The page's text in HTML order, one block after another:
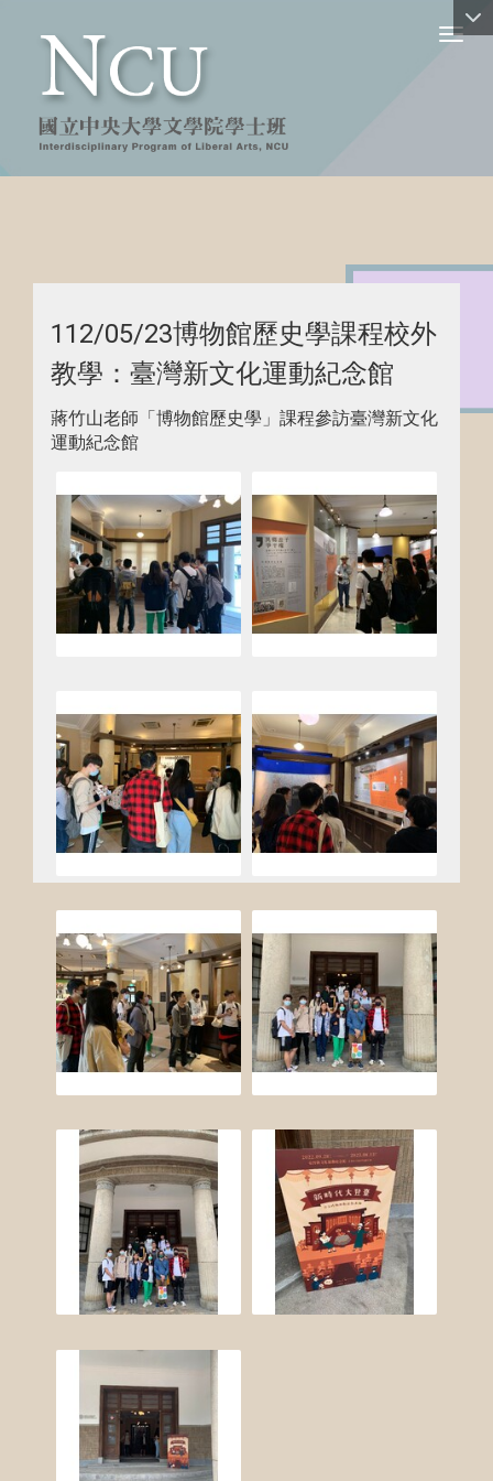
112/05/23博物館歷史學課程校外
教學：臺灣新文化運動紀念館
蔣竹山老師「博物館歷史學」課程參訪臺灣新文化
運動紀念館